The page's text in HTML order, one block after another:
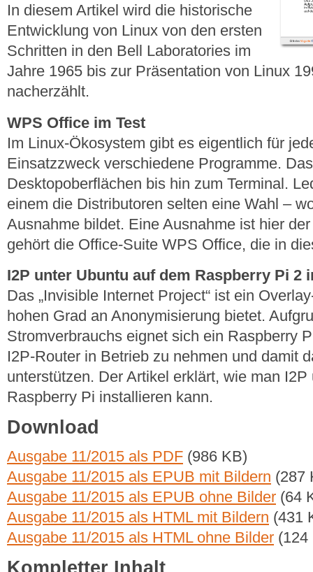
In diesem Artikel wird die historische
Entwicklung von Linux von den ersten
Schritten in den Bell Laboratories im
Jahre 1965 bis zur Präsentation von Linux
nacherzählt.
WPS Office im Test
Im Linux-Ökosystem gibt es eigentlich für
Einsatzzweck verschiedene Programme.
Desktopoberflächen bis hin zum Terminal.
einem die Distributoren selten eine Wahl –
Ausnahme bildet. Eine Ausnahme ist hier
gehört die Office-Suite WPS Office, die in
I2P unter Ubuntu auf dem Raspberry Pi 2
Das „Invisible Internet Project“ ist ein
hohen Grad an Anonymisierung bietet.
Stromverbrauchs eignet sich ein Raspberry
I2P-Router in Betrieb zu nehmen und damit
unterstützen. Der Artikel erklärt, wie man
Raspberry Pi installieren kann.
Download
Ausgabe 11/2015 als PDF (986 KB)
Ausgabe 11/2015 als EPUB mit Bildern (287
Ausgabe 11/2015 als EPUB ohne Bilder (64
Ausgabe 11/2015 als HTML mit Bildern (431
Ausgabe 11/2015 als HTML ohne Bilder (124